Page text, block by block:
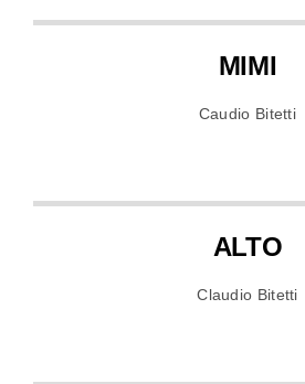
MIMI
Caudio Bitetti
ALTO
Claudio Bitetti